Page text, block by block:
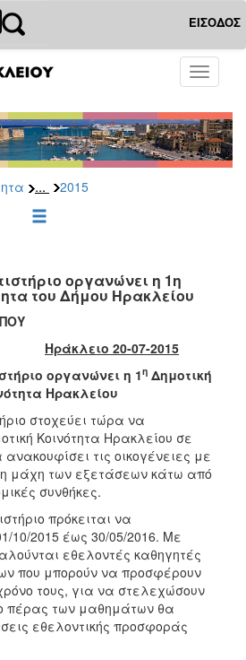
ΕΙΣΟΔΟΣ
Toggle
... 2015
οργανώνει η 1η
του Δήμου Ηρακλείου
Ηράκλειο 20-07-2015
οργανώνει η 1ηΔημοτική
Ηρακλείου
στοχεύει τώρα να
Κοινότητα Ηρακλείου σε
τις οικογένειες με
μάχη των εξετάσεων κάτω από
συνθήκες.
πρόκειται να
10/2015 έως 30/05/2016. Με
εθελοντές καθηγητές
που μπορούν να προσφέρουν
τους, για να στελεχώσουν
πέρας των μαθημάτων θα
εθελοντικής προσφοράς